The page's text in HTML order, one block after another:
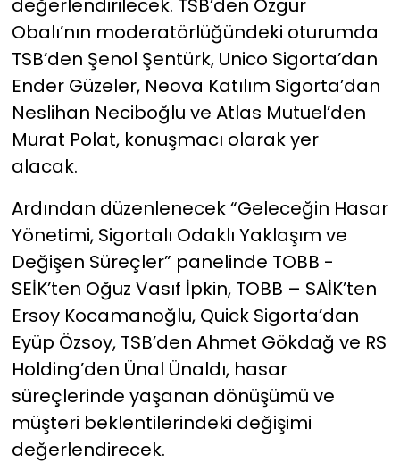
Obalı’nın moderatörlüğündeki oturumda
TSB’den Şenol Şentürk, Unico Sigorta’dan
Ender Güzeler, Neova Katılım Sigorta’dan
Neslihan Neciboğlu ve Atlas Mutuel’den
Murat Polat, konuşmacı olarak yer
alacak.
Ardından düzenlenecek “Geleceğin Hasar
Yönetimi, Sigortalı Odaklı Yaklaşım ve
Değişen Süreçler” panelinde TOBB -
SEİK’ten Oğuz Vasıf İpkin, TOBB – SAİK’ten
Ersoy Kocamanoğlu, Quick Sigorta’dan
Eyüp Özsoy, TSB’den Ahmet Gökdağ ve RS
Holding’den Ünal Ünaldı, hasar
süreçlerinde yaşanan dönüşümü ve
müşteri beklentilerindeki değişimi
değerlendirecek.